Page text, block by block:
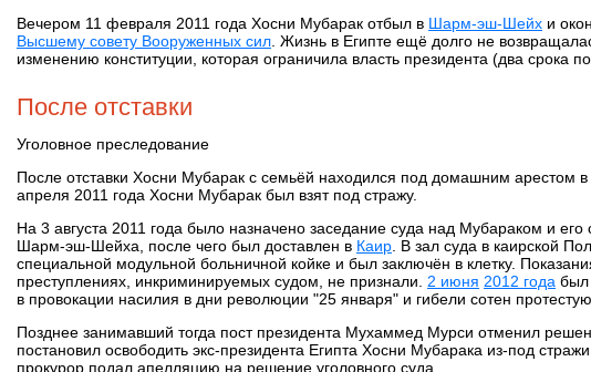
Вечером 11 февраля 2011 года Хосни Мубарак отбыл в Шарм-эш-Шейх и
Высшему совету Вооруженных сил . Жизнь в Египте ещё долго не
изменению конституции, которая ограничила власть президента (два срока
После отставки
Уголовное преследование
После отставки Хосни Мубарак с семьёй находился под домашним
апреля 2011 года Хосни Мубарак был взят под стражу.
На 3 августа 2011 года было назначено заседание суда над Мубараком и
Шарм-эш-Шейха, после чего был доставлен в Каир . В зал суда в каирской
специальной модульной больничной койке и был заключён в клетку.
преступлениях, инкриминируемых судом, не признали. 2 июня 2012 года был
в провокации насилия в дни революции "25 января" и гибели сотен
Позднее занимавший тогда пост президента Мухаммед Мурси отменил
постановил освободить экс-президента Египта Хосни Мубарака из-под
прокурор подал апелляцию на решение уголовного суда.